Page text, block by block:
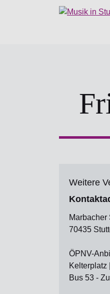
Weitere
Marbacher
70435
ÖPNV-
Kelterplatz
Bus 53 -